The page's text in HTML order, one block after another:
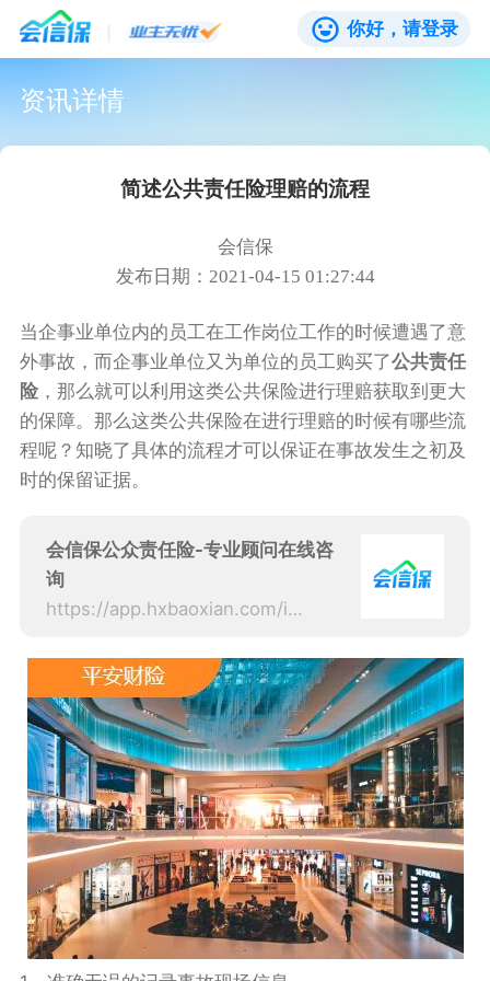
你好，请登录
资讯详情
简述公共责任险理赔的流程
会信保
发布日期：2021-04-15 01:27:44
当企事业单位内的员工在工作岗位工作的时候遭遇了意
外事故，而企事业单位又为单位的员工购买了公共责任
险，那么就可以利用这类公共保险进行理赔获取到更大
的保障。那么这类公共保险在进行理赔的时候有哪些流
程呢？知晓了具体的流程才可以保证在事故发生之初及
时的保留证据。
会信保公众责任险-专业顾问在线咨
询
https://app.hxbaoxian.com/insurance?p=1&l=20&t=1&c=0&sourceType=web